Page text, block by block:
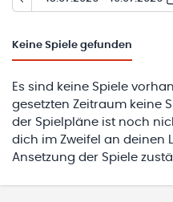
Keine Spiele gefunden
Es sind keine Spiele
gesetzten Zeitraum keine
der Spielpläne ist noch
dich im Zweifel an deinen
Ansetzung der Spiele